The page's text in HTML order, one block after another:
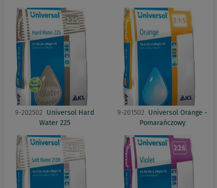
9-202502 Universol Hard
Water 225
9-201502 Universol Orange -
Pomarańczowy